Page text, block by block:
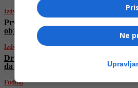
Izdvojeno
Prvi snimci iz Poljske, oglasio se
objavio prizore s Flight Radara
Izdvojeno
Drugi napad u dva dana: Flotila za
da su ponovo bili meta izraelskih
Fudbal
Ne